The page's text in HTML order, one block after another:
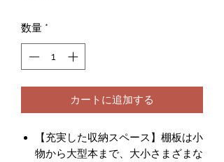
数量 *
カートに追加する
【充実した収納スペース】棚板は小
物から大型本まで、大小さまざまな